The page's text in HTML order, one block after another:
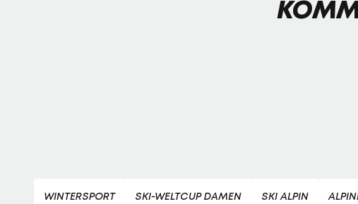
WINTERSPORT SKI-WELTCUP DAMEN SKI ALPIN